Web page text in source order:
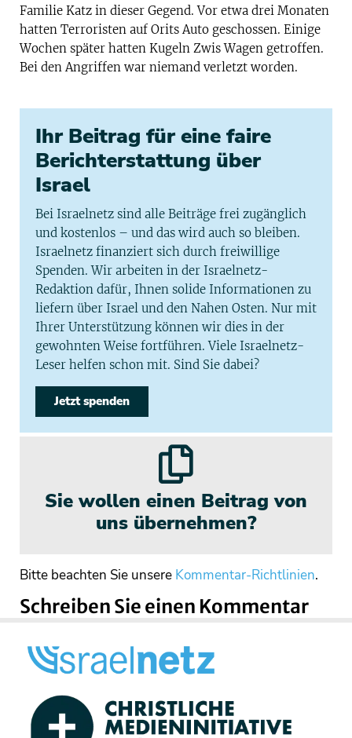
Familie Katz in dieser Gegend. Vor etwa drei Monaten
hatten Terroristen auf Orits Auto geschossen. Einige
Wochen später hatten Kugeln Zwis Wagen getroffen.
Bei den Angriffen war niemand verletzt worden.
Ihr Beitrag für eine faire
Berichterstattung über
Israel
Bei Israelnetz sind alle Beiträge frei zugänglich
und kostenlos – und das wird auch so bleiben.
Israelnetz finanziert sich durch freiwillige
Spenden. Wir arbeiten in der Israelnetz-
Redaktion dafür, Ihnen solide Informationen zu
liefern über Israel und den Nahen Osten. Nur mit
Ihrer Unterstützung können wir dies in der
gewohnten Weise fortführen. Viele Israelnetz-
Leser helfen schon mit. Sind Sie dabei?
Jetzt spenden
Sie wollen einen Beitrag von
uns übernehmen?
Bitte beachten Sie unsere Kommentar-Richtlinien.
Schreiben Sie einen Kommentar